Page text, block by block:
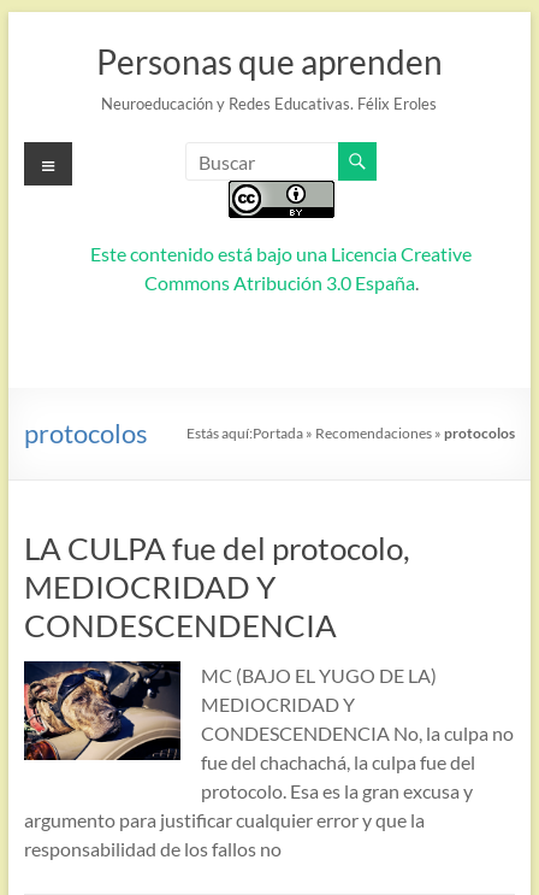
Personas que aprenden
Neuroeducación y Redes Educativas. Félix Eroles
Este contenido está bajo una Licencia Creative
Commons Atribución 3.0 España.
Menú
protocolos Estás aquí:Portada » Recomendaciones »protocolos
LA CULPA fue del protocolo,
MEDIOCRIDAD Y
CONDESCENDENCIA
MC (BAJO EL YUGO DE LA)
MEDIOCRIDAD Y
CONDESCENDENCIA No, la culpa no
fue del chachachá, la culpa fue del
protocolo. Esa es la gran excusa y
argumento para justificar cualquier error y que la
responsabilidad de los fallos no